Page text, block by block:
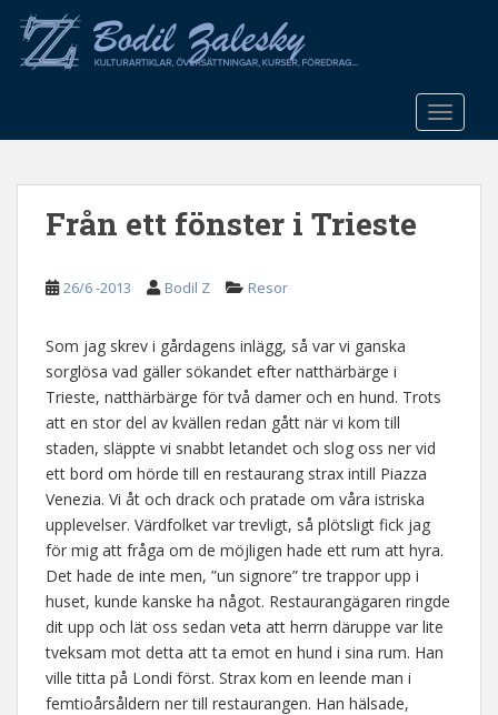
o
Från ett fönster i Trieste
26/6 -2013 Bodil Z Resor
Som jag skrev i gårdagens inlägg, så var vi ganska
sorglösa vad gäller sökandet efter natthärbärge i
Trieste, natthärbärge för två damer och en hund. Trots
att en stor del av kvällen redan gått när vi kom till
staden, släppte vi snabbt letandet och slog oss ner vid
ett bord om hörde till en restaurang strax intill Piazza
Venezia. Vi åt och drack och pratade om våra istriska
upplevelser. Värdfolket var trevligt, så plötsligt fick jag
för mig att fråga om de möjligen hade ett rum att hyra.
Det hade de inte men, ”un signore” tre trappor upp i
huset, kunde kanske ha något. Restaurangägaren ringde
dit upp och lät oss sedan veta att herrn däruppe var lite
tveksam mot detta att ta emot en hund i sina rum. Han
ville titta på Londi först. Strax kom en leende man i
femtioårsåldern ner till restaurangen. Han hälsade,